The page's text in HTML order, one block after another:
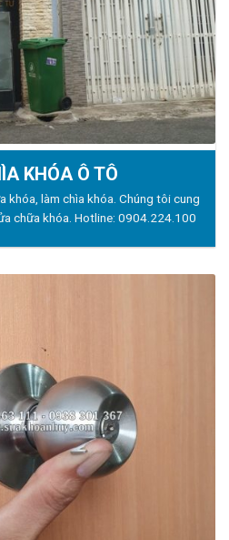
KHÓA Ô TÔ
khóa, làm chìa khóa. Chúng tôi cung
chữa khóa. Hotline: 0904.224.100